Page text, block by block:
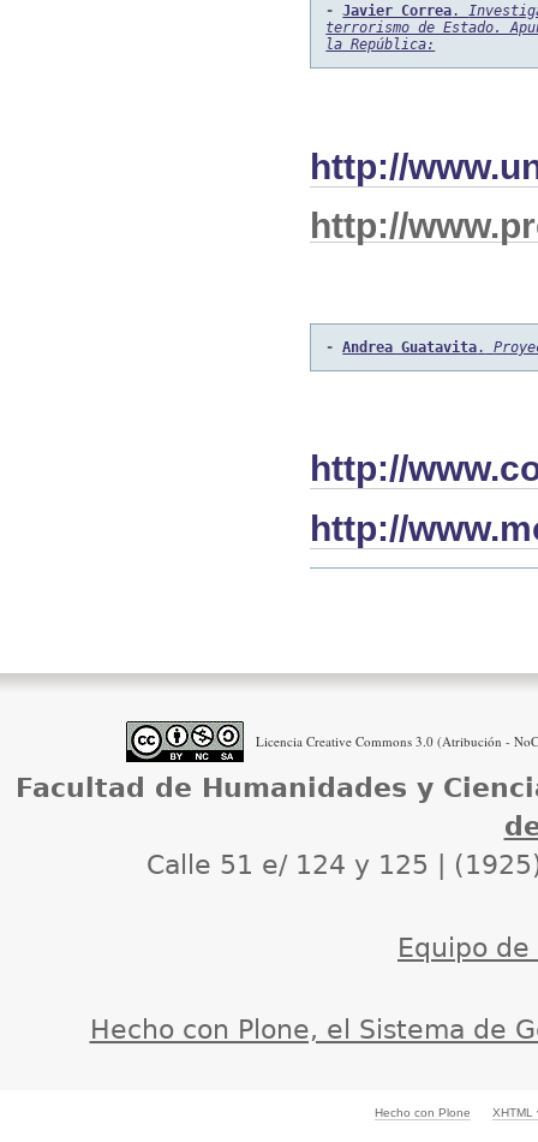
- Javier Correa.
terrorismo de Estado.
la República:
http://
http://
- Andrea Guatavita.
http://
http://
Licencia Creative Commons 3.0 (Atribución -
Facultad de Humanidades y
Calle 51 e/ 124 y 125 |
Equipo
Hecho con Plone, el Sistema de
Hecho con Plone XHTML